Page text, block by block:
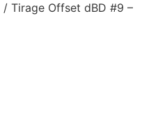
/ Tirage Offset dBD #9 –